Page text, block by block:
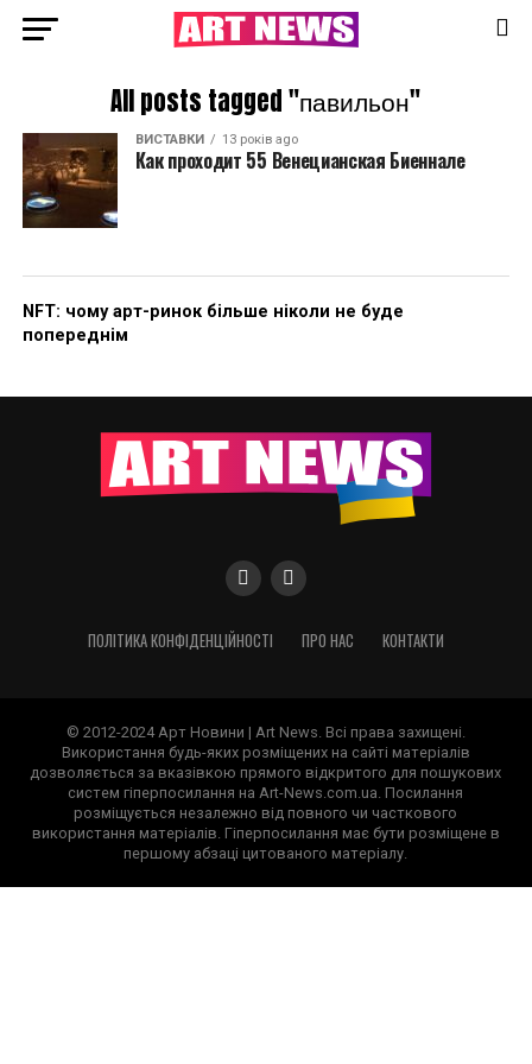
All posts tagged "павильон"
ВИСТАВКИ 13 років ago
Как проходит 55 Венецианская Биеннале
NFT: чому арт-ринок більше ніколи не буде
попереднім
ПОЛІТИКА КОНФІДЕНЦІЙНОСТІ ПРО НАС КОНТАКТИ
© 2012-2024 Арт Новини | Art News. Всі права захищені.
Використання будь-яких розміщених на сайті матеріалів
дозволяється за вказівкою прямого відкритого для пошукових
систем гіперпосилання на Art-News.com.ua. Посилання
розміщується незалежно від повного чи часткового
використання матеріалів. Гіперпосилання має бути розміщене в
першому абзаці цитованого матеріалу.